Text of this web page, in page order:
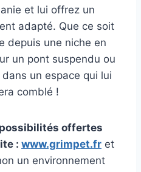
et lui offrez un
adapté. Que ce soit
depuis une niche en
un pont suspendu ou
un espace qui lui
comblé !
offertes
: www.grimpet.fr et
un environnement